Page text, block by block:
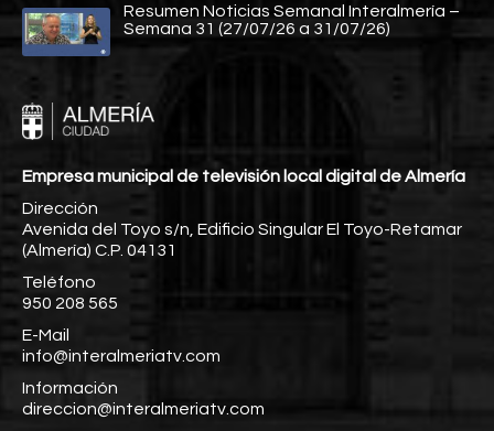
Resumen Noticias Semanal Interalmería –
Semana 31 (27/07/26 a 31/07/26)
Empresa municipal de televisión local digital de Almería
Dirección
Avenida del Toyo s/n, Edificio Singular El Toyo-Retamar
(Almería) C.P. 04131
Teléfono
950 208 565
E-Mail
info@interalmeriatv.com
Información
direccion@interalmeriatv.com